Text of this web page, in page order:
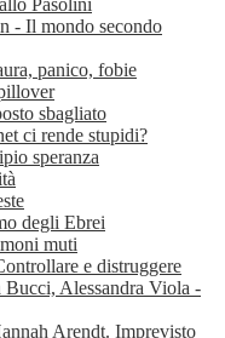
Pasolini
- Il mondo secondo
panico, fobie
sbagliato
ci rende stupidi?
speranza
degli Ebrei
muti
e distruggere
Alessandra Viola -
Arendt. Imprevisto